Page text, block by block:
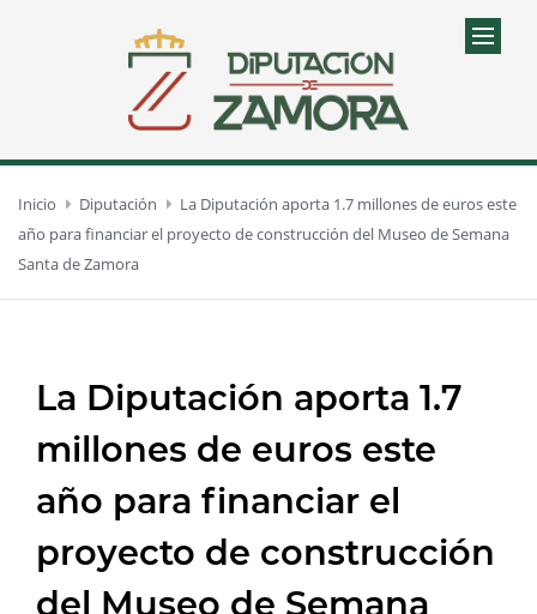
Inicio Diputación
La Diputación aporta 1.7 millones de euros este
año para financiar el proyecto de construcción del Museo de Semana
Santa de Zamora
La Diputación aporta 1.7
millones de euros este
año para financiar el
proyecto de construcción
del Museo de Semana